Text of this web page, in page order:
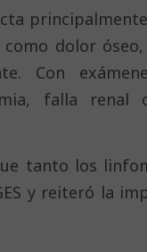
como dolor
Con
falla
tanto los
y reiteró la